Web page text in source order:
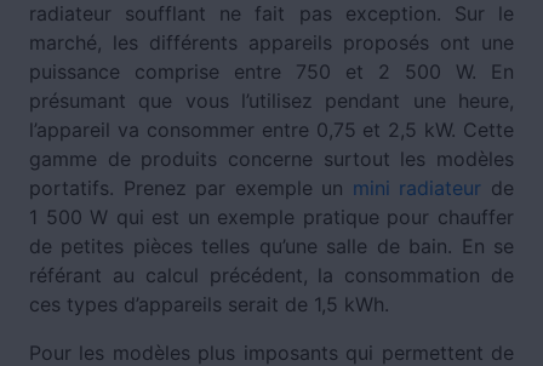
radiateur soufflant ne fait pas exception. Sur le
marché, les différents appareils proposés ont une
puissance comprise entre 750 et 2 500 W. En
présumant que vous l’utilisez pendant une heure,
l’appareil va consommer entre 0,75 et 2,5 kW. Cette
gamme de produits concerne surtout les modèles
portatifs. Prenez par exemple un mini radiateur de
1 500 W qui est un exemple pratique pour chauffer
de petites pièces telles qu’une salle de bain. En se
référant au calcul précédent, la consommation de
ces types d’appareils serait de 1,5 kWh.
Pour les modèles plus imposants qui permettent de